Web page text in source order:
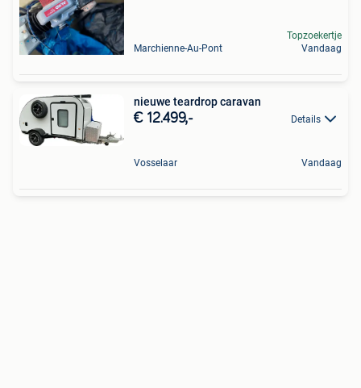
Marchienne-Au-Pont
Topzoekertje
Vandaag
nieuwe teardrop caravan
€ 12.499,- Details
Vosselaar Vandaag